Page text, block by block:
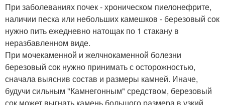
При заболеваниях почек - хроническом пиелонефрите,
наличии песка или небольших камешков - березовый сок
нужно пить ежедневно натощак по 1 стакану в
неразбавленном виде.
При мочекаменной и желчнокаменной болезни
березовый сок нужно принимать с осторожностью,
сначала выяснив состав и размеры камней. Иначе,
будучи сильным "Камнегонным" средством, березовый
сок может выгнать камень большого размера в узкий